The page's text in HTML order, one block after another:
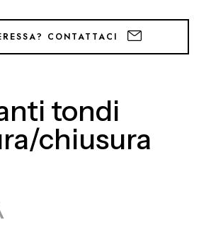
CONTATTACI
tondi
chiusura